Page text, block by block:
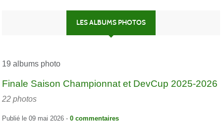
LES ALBUMS PHOTOS
19 albums photo
Finale Saison Championnat et DevCup 2025-2026
22 photos
Publié le 09 mai 2026 - 0 commentaires